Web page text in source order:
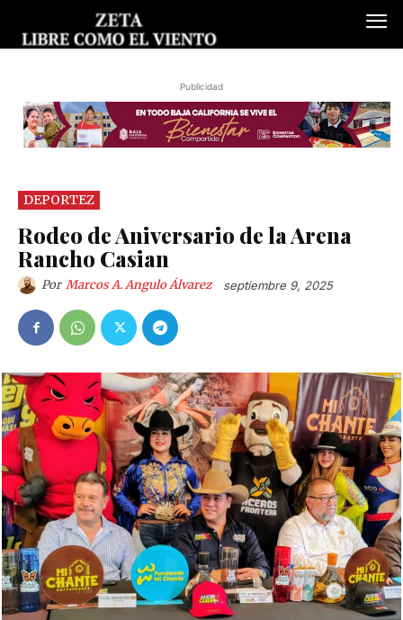
Publicidad
DEPORTEZ
Rodeo de Aniversario de la Arena
Rancho Casian
Por Marcos A. Angulo Álvarez septiembre 9, 2025